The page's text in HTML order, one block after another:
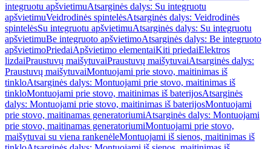
integruotu apšvietimuAtsarginės dalys: Su integruotu
apšvietimuVeidrodinės spintelėsAtsarginės dalys: Veidrodinės
spintelėsSu integruotu apšvietimuAtsarginės dalys: Su integruotu
apšvietimuBe integruoto apšvietimoAtsarginės dalys: Be integruoto
apšvietimoPriedaiApšvietimo elementaiKiti priedaiElektros
lizdaiPraustuvų maišytuvaiPraustuvų maišytuvaiAtsarginės dalys:
Praustuvų maišytuvaiMontuojami prie stovo, maitinimas iš
tinkloAtsarginės dalys: Montuojami prie stovo, maitinimas iš
tinkloMontuojami prie stovo, maitinimas iš baterijosAtsarginės
dalys: Montuojami prie stovo, maitinimas iš baterijosMontuojami
prie stovo, maitinamas generatoriumiAtsarginės dalys: Montuojami
prie stovo, maitinamas generatoriumiMontuojami prie stovo,
maišytuvai su viena rankenėleMontuojami iš sienos, maitinimas iš